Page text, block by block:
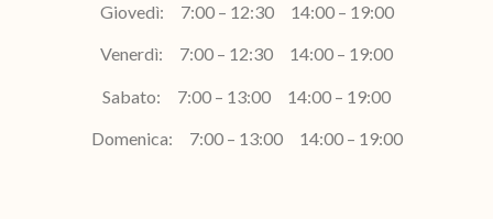
Giovedì: 7:00 – 12:30 14:00 – 19:00
Venerdì: 7:00 – 12:30 14:00 – 19:00
Sabato: 7:00 – 13:00 14:00 – 19:00
Domenica: 7:00 – 13:00 14:00 – 19:00